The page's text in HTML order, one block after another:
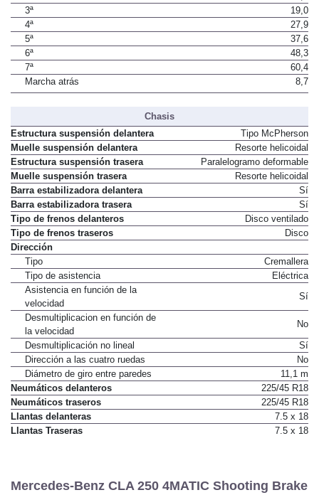
2ª
12,0
3ª
19,0
4ª
27,9
5ª
37,6
6ª
48,3
7ª
60,4
Marcha atrás
8,7
Chasis
Estructura suspensión delantera
Tipo McPherson
Muelle suspensión delantera
Resorte helicoidal
Estructura suspensión trasera
Paralelogramo deformable
Muelle suspensión trasera
Resorte helicoidal
Barra estabilizadora delantera
Sí
Barra estabilizadora trasera
Sí
Tipo de frenos delanteros
Disco ventilado
Tipo de frenos traseros
Dirección
Tipo
Cremallera
Tipo de asistencia
Asistencia en función de la
velocidad
Sí
Desmultiplicacion en función de
la velocidad
No
Desmultiplicación no lineal
Sí
Dirección a las cuatro ruedas
No
Diámetro de giro entre paredes
11,1 m
Neumáticos delanteros
225/45 R18
Neumáticos traseros
225/45 R18
Llantas delanteras
7.5 x 18